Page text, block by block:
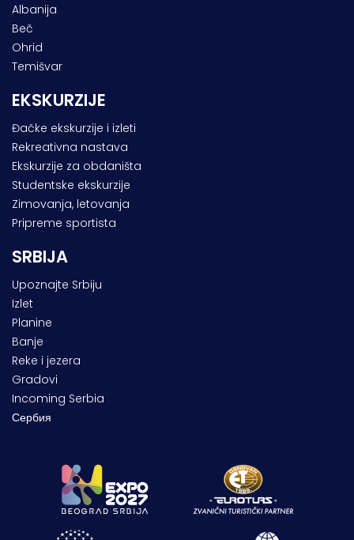
Albanija
Beč
Ohrid
Temišvar
EKSKURZIJE
Đačke ekskurzije i izleti
Rekreativna nastava
Ekskurzije za obdaništa
Studentske ekskurzije
Zimovanja, letovanja
Pripreme sportista
SRBIJA
Upoznajte Srbiju
Izlet
Planine
Banje
Reke i jezera
Gradovi
Incoming Serbia
Сербия